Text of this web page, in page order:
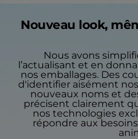
Nouveau look,
Nous avons
l’actualisant et en
nos emballages. Des
d'identifier aisément
nouveaux noms et
précisent clairement
nos technologies
répondre aux